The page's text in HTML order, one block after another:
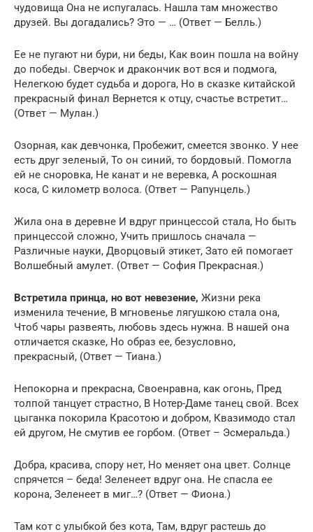
чудовища Она не испугалась. Нашла там множество
друзей. Вы догадались? Это — … (Ответ — Белль.)
Ее не пугают ни бури, ни беды, Как воин пошла на войну
до победы. Сверчок и дракончик вот вся и подмога,
Нелегкою будет судьба и дорога, Но в сказке китайской
прекрасный финал Вернется к отцу, счастье встретит…
(Ответ — Мулан.)
Озорная, как девчонка, Пробежит, смеется звонко. У нее
есть друг зеленый, То он синий, то бордовый. Помогла
ей не сноровка, Не канат и не веревка, А роскошная
коса, С километр волоса. (Ответ — Рапунцель.)
Жила она в деревне И вдруг принцессой стала, Но быть
принцессой сложно, Учить пришлось сначала —
Различные науки, Дворцовый этикет, Зато ей помогает
Волшебный амулет. (Ответ — София Прекрасная.)
Встретила принца, но вот невезение, Жизни река
изменила течение, В мгновенье лягушкою стала она,
Чтоб чары развеять, любовь здесь нужна. В нашей она
отличается сказке, Но образ ее, безусловно,
прекрасный, (Ответ — Тиана.)
Непокорна и прекрасна, Своенравна, как огонь, Пред
толпой танцует страстно, В Нотер-Даме танец свой. Всех
цыганка покорила Красотою и добром, Квазимодо стал
ей другом, Не смутив ее горбом. (Ответ – Эсмеральда.)
Добра, красива, спору нет, Но меняет она цвет. Солнце
спрячется – беда! Зеленеет вдруг она. Не спасла ее
корона, Зеленеет в миг…? (Ответ — Фиона.)
Там кот с улыбкой без кота, Там, вдруг растешь до